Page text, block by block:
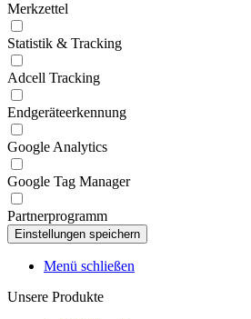
Merkzettel
Statistik & Tracking
Adcell Tracking
Endgeräteerkennung
Google Analytics
Google Tag Manager
Partnerprogramm
Menü schließen
Unsere Produkte